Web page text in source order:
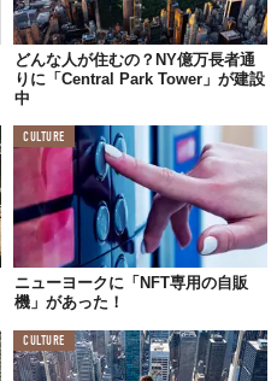
どんな人が住むの？NY億万長者通
りに「Central Park Tower」が建設
中
CULTURE
ニューヨークに「NFT専用の自販
機」があった！
CULTURE